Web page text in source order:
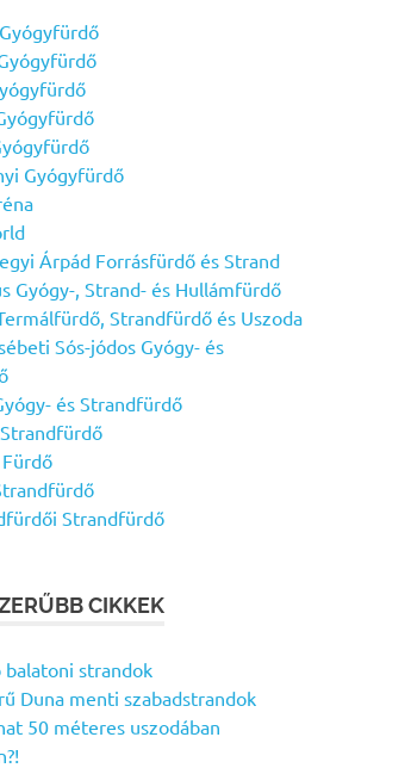
Gyógyfürdő
Árpád Forrásfürdő és Strand
Gyógy-, Strand- és Hullámfürdő
Strandfürdő és Uszoda
Sós-jódos Gyógy- és
és Strandfürdő
Strandfürdő
CIKKEK
balatoni strandok
Duna menti szabadstrandok
50 méteres uszodában